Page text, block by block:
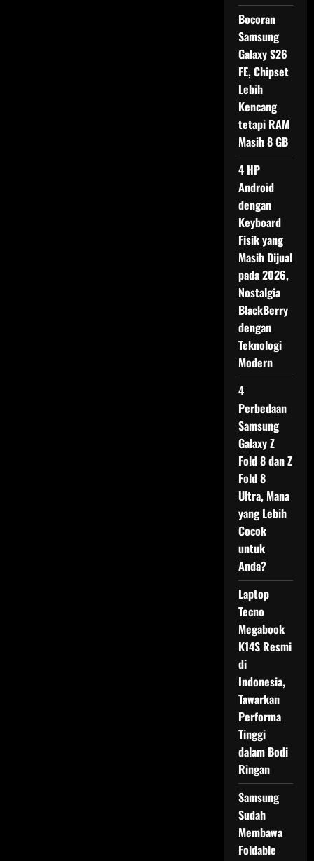
Bocoran
Samsung
Galaxy S26
FE, Chipset
Lebih
Kencang
tetapi RAM
Masih 8 GB
4 HP
Android
dengan
Keyboard
Fisik yang
Masih Dijual
pada 2026,
Nostalgia
BlackBerry
dengan
Teknologi
Modern
4
Perbedaan
Samsung
Galaxy Z
Fold 8 dan Z
Fold 8
Ultra, Mana
yang Lebih
Cocok
untuk
Anda?
Laptop
Tecno
Megabook
K14S Resmi
di
Indonesia,
Tawarkan
Performa
Tinggi
dalam Bodi
Ringan
Samsung
Sudah
Membawa
Foldable